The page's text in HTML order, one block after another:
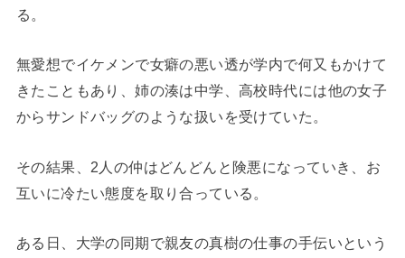
る。
無愛想でイケメンで女癖の悪い透が学内で何又もかけて
きたこともあり、姉の湊は中学、高校時代には他の女子
からサンドバッグのような扱いを受けていた。
その結果、2人の仲はどんどんと険悪になっていき、お
互いに冷たい態度を取り合っている。
ある日、大学の同期で親友の真樹の仕事の手伝いという